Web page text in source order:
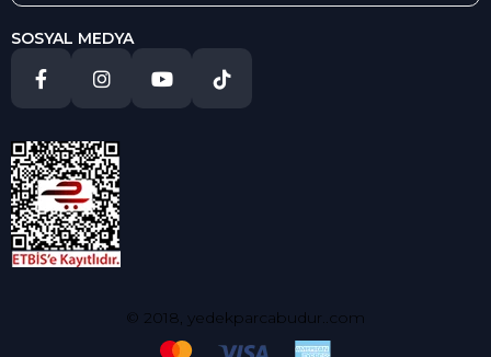
SOSYAL MEDYA
© 2018, yedekparcabudur..com